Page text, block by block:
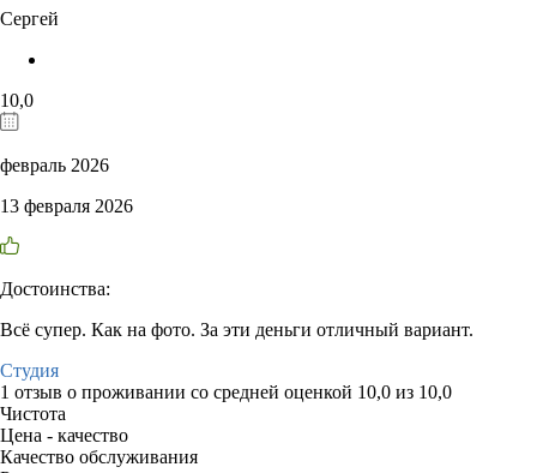
Сергей
10,0
февраль 2026
13 февраля 2026
Достоинства:
Всё супер. Как на фото. За эти деньги отличный вариант.
Студия
1 отзыв о проживании со средней оценкой 10,0 из 10,0
Чистота
Цена - качество
Качество обслуживания